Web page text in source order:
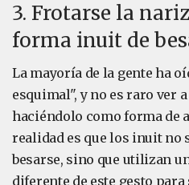
3. Frotarse la
forma inuit de
La mayoría de la gente ha
esquimal", y no es raro ver
haciéndolo como forma de
realidad es que los inuit no
besarse, sino que utilizan
diferente de este gesto